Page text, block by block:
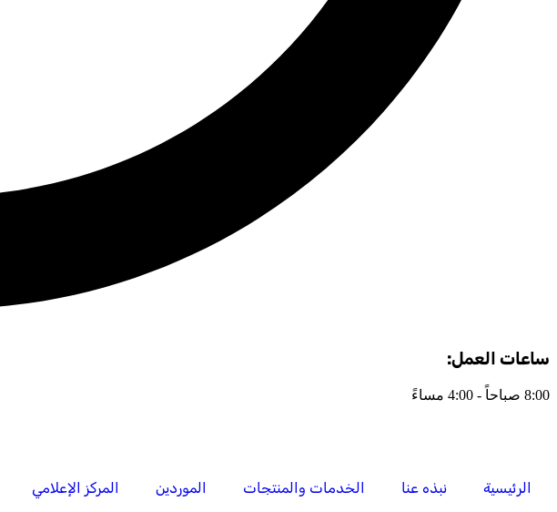
ساعات العمل:
8:00 صباحاً - 4:00 مساءً
الرئيسية نبذه عنا الخدمات والمنتجات الموردين المركز الإعلامي